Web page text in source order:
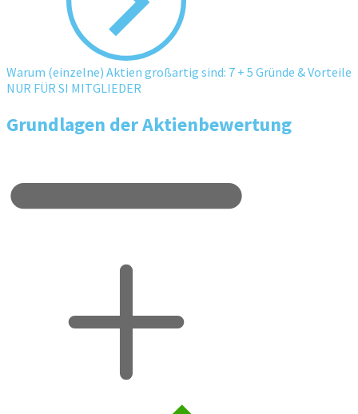
Warum (einzelne) Aktien großartig sind: 7 + 5 Gründe & Vorteile
NUR FÜR SI MITGLIEDER
Grundlagen der Aktienbewertung